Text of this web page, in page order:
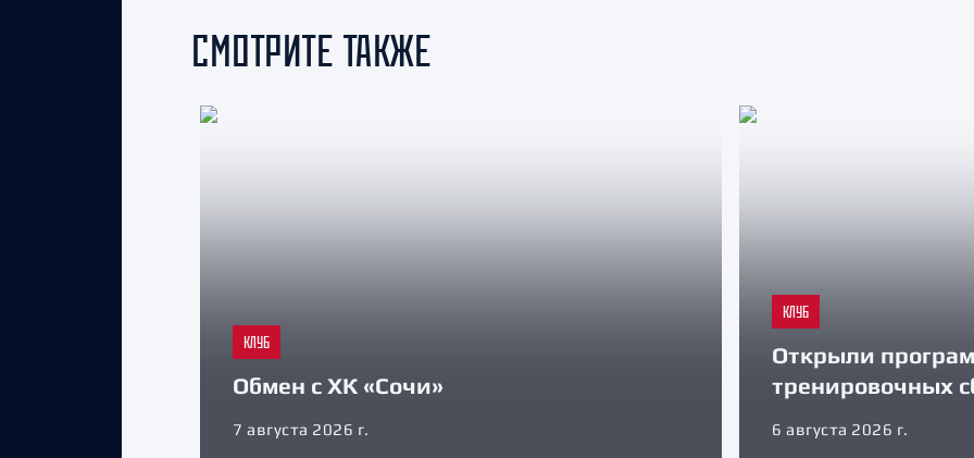
СМОТРИТЕ ТАКЖЕ
КЛУБ
Обмен с ХК «Сочи»
7 августа 2026 г.
КЛУБ
Открыли
тренировочных
6 августа 2026 г.